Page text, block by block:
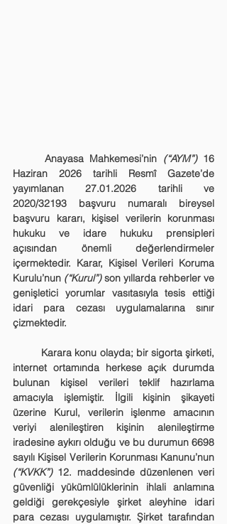
	Anayasa Mahkemesi’nin
(“AYM”) 16
Haziran 2026 tarihli Resmî Gazete’de
yayımlanan 27.01.2026 tarihli ve
2020/32193 başvuru numaralı bireysel
başvuru kararı, kişisel verilerin korunması
hukuku ve idare hukuku prensipleri
açısından önemli değerlendirmeler
içermektedir. Karar, Kişisel Verileri Koruma
Kurulu’nun (“Kurul”) son yıllarda rehberler ve
genişletici yorumlar vasıtasıyla tesis ettiği
idari para cezası uygulamalarına sınır
çizmektedir.
internet ortamında herkese açık durumda
bulunan kişisel verileri teklif hazırlama
amacıyla işlemiştir. İlgili kişinin şikayeti
üzerine Kurul, verilerin işlenme amacının
veriyi alenileştiren kişinin alenileştirme
iradesine aykırı olduğu ve bu durumun 6698
(“KVKK”) 12. maddesinde düzenlenen veri
güvenliği yükümlülüklerinin ihlali anlamına
geldiği gerekçesiyle şirket aleyhine idari
para cezası uygulamıştır. Şirket tarafından